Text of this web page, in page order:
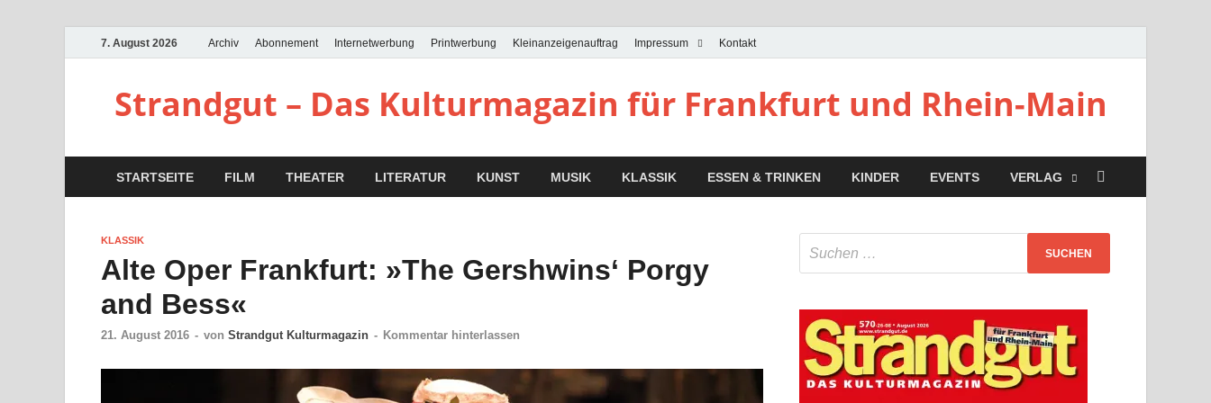
7. August 2026 Archiv Abonnement Internetwerbung Printwerbung Kleinanzeigenauftrag Impressum Kontakt
Strandgut – Das Kulturmagazin für Frankfurt und Rhein-Main
STARTSEITE FILM THEATER LITERATUR KUNST MUSIK KLASSIK ESSEN & TRINKEN KINDER EVENTS VERLAG
KLASSIK
Alte Oper Frankfurt: »The Gershwins‘ Porgy
and Bess«
21. August 2016 - von Strandgut Kulturmagazin - Kommentar hinterlassen